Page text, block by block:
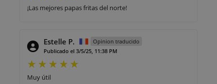
¡Las mejores papas fritas del norte!
Estelle P.
Opinion traducido
Publicado el 3/5/25, 11:38 PM
Muy útil